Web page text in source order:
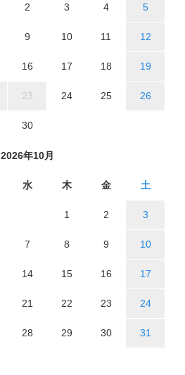
2 3 4 5
9 10 11 12
16 17 18 19
23 24 25 26
30
2026年10月
水 木 金 土
1 2 3
7 8 9 10
14 15 16 17
21 22 23 24
28 29 30 31